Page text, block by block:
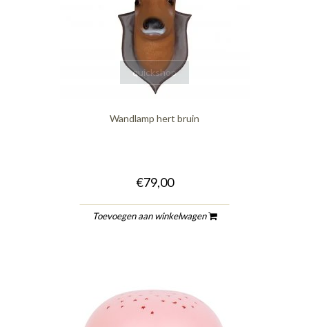
quickshop
Wandlamp hert bruin
€79,00
Toevoegen aan winkelwagen